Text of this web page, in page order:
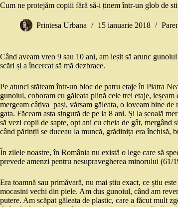
Cum ne protejăm copiii fără să-i ținem într-un glob de
Printesa Urbana 15 ianuarie 2018
Când aveam vreo 9 sau 10 ani, am ieșit să arunc
scări și a încercat să mă dezbrace.
Pe atunci stăteam într-un bloc de patru etaje în Piatra
gunoiul, coboram cu găleata plină cele trei etaje,
mergeam câțiva pași, vărsam găleata, o loveam bine
gata. Făceam asta singură de pe la 8 ani. Și la școală
să vezi copii de șapte, opt ani cu cheia de gât,
când părinții se duceau la muncă, grădinița era închisă,
În zilele noastre, în România nu există o lege care să
prevede amenzi pentru nesupravegherea minorului (61/
Era toamnă sau primăvară, nu mai știu exact, ce știu
mocasini vechi din piele. Am dus gunoiul, când am
putere. Am scăpat găleata de plastic, care a făcut mult